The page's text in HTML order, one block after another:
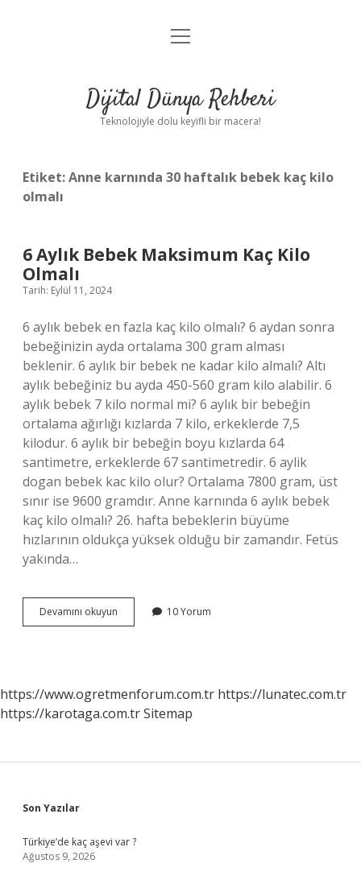
Anasayfa
Yasal Uyarı
menüyü
Dijital Dünya Rehberi
Teknolojiyle dolu keyifli bir macera!
Etiket:Anne karnında 30 haftalık bebek kaç kilo
olmalı
6 Aylık Bebek Maksimum Kaç Kilo
Olmalı
Tarih: Eylül 11, 2024
6 aylık bebek en fazla kaç kilo olmalı? 6 aydan sonra
bebeğinizin ayda ortalama 300 gram alması
beklenir. 6 aylık bir bebek ne kadar kilo almalı? Altı
aylık bebeğiniz bu ayda 450-560 gram kilo alabilir. 6
aylık bebek 7 kilo normal mi? 6 aylık bir bebeğin
ortalama ağırlığı kızlarda 7 kilo, erkeklerde 7,5
kilodur. 6 aylık bir bebeğin boyu kızlarda 64
santimetre, erkeklerde 67 santimetredir. 6 aylik
dogan bebek kac kilo olur? Ortalama 7800 gram, üst
sınır ise 9600 gramdır. Anne karnında 6 aylık bebek
kaç kilo olmalı? 26. hafta bebeklerin büyüme
hızlarının oldukça yüksek olduğu bir zamandır. Fetüs
yakında…
Devamını okuyun
Aylık
Olmalı
10 Yorum
https://www.ogretmenforum.com.tr https://lunatec.com.tr
https://karotaga.com.trSitemap
Sidebar
Son Yazılar
Türkiye’de kaç aşevi var ?
Ağustos 9, 2026